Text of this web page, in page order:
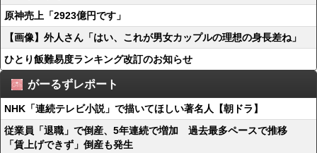
原神売上「2923億円です」
【画像】外人さん「はい、これが男女カップルの理想の身長差ね」
ひとり飯難易度ランキング改訂のお知らせ
がーるずレポート
NHK「連続テレビ小説」で描いてほしい著名人【朝ドラ】
従業員「退職」で倒産、5年連続で増加 過去最多ペースで推移
「賃上げできず」倒産も発生